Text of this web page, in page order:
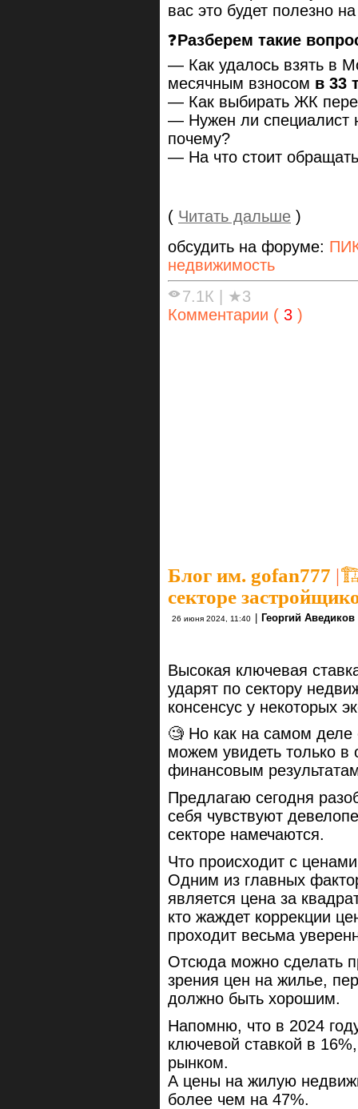
вас это будет полезно
❓Разберем такие
— Как удалось взять в
месячным взносом в 33
— Как выбирать ЖК
— Нужен ли специалист
почему?
— На что стоит
( Читать дальше )
обсудить на форуме:
недвижимость
7.1К
★3
Комментарии ( 3 )
Блог им. gofan777 |🏗
секторе
26 июня 2024, 11:40 Георгий Аведиков
Высокая ключевая
ударят по сектору
консенсус у некоторых
🧐 Но как на самом деле
можем увидеть только в
финансовым
Предлагаю сегодня
себя чувствуют
секторе намечаются.
Что происходит с
Одним из главных
является цена за
кто жаждет коррекции
проходит весьма
Отсюда можно сделать
зрения цен на жилье,
должно быть хорошим.
Напомню, что в 2024
ключевой ставкой в
рынком.
А цены на жилую
более чем на 47%.